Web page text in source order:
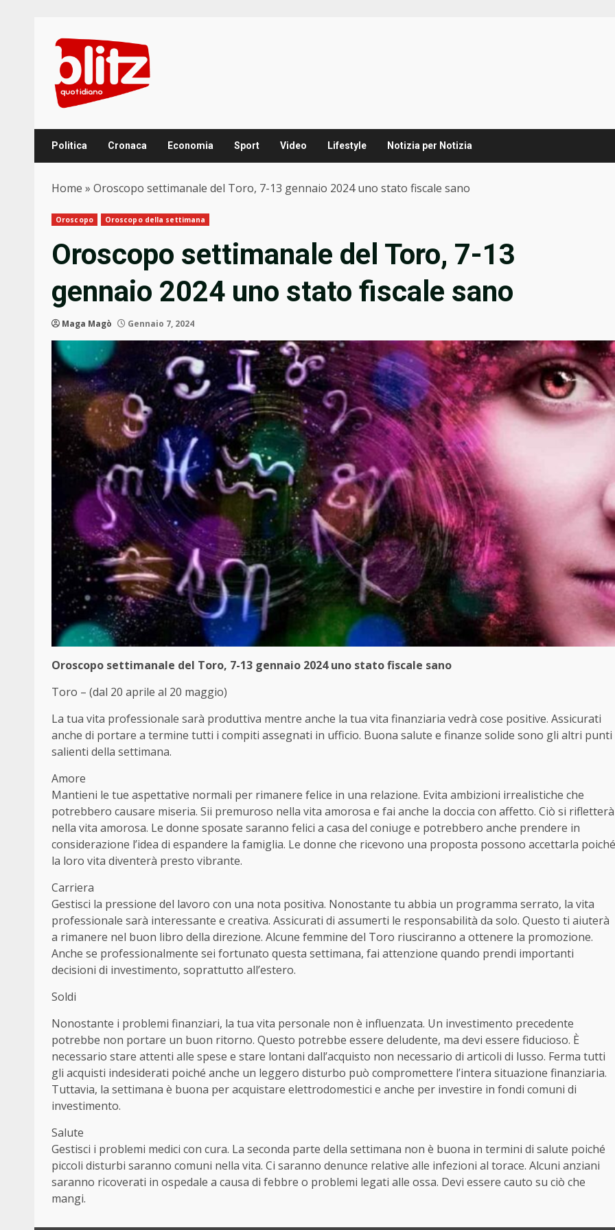
content
Politica Cronaca Economia Sport Video Lifestyle Notizia per Notizia
Home » Oroscopo settimanale del Toro, 7-13 gennaio 2024 uno stato fiscale sano
Oroscopo Oroscopo della settimana
Oroscopo settimanale del Toro, 7-13
gennaio 2024 uno stato fiscale sano
Maga Magò Gennaio 7, 2024
Oroscopo settimanale del Toro, 7-13 gennaio 2024 uno stato fiscale sano
Toro – (dal 20 aprile al 20 maggio)
La tua vita professionale sarà produttiva mentre anche la tua vita finanziaria vedrà cose positive. Assicurati
anche di portare a termine tutti i compiti assegnati in ufficio. Buona salute e finanze solide sono gli altri punti
salienti della settimana.
Amore
Mantieni le tue aspettative normali per rimanere felice in una relazione. Evita ambizioni irrealistiche che
potrebbero causare miseria. Sii premuroso nella vita amorosa e fai anche la doccia con affetto. Ciò si rifletterà
nella vita amorosa. Le donne sposate saranno felici a casa del coniuge e potrebbero anche prendere in
considerazione l’idea di espandere la famiglia. Le donne che ricevono una proposta possono accettarla poiché
la loro vita diventerà presto vibrante.
Carriera
Gestisci la pressione del lavoro con una nota positiva. Nonostante tu abbia un programma serrato, la vita
professionale sarà interessante e creativa. Assicurati di assumerti le responsabilità da solo. Questo ti aiuterà
a rimanere nel buon libro della direzione. Alcune femmine del Toro riusciranno a ottenere la promozione.
Anche se professionalmente sei fortunato questa settimana, fai attenzione quando prendi importanti
decisioni di investimento, soprattutto all’estero.
Soldi
Nonostante i problemi finanziari, la tua vita personale non è influenzata. Un investimento precedente
potrebbe non portare un buon ritorno. Questo potrebbe essere deludente, ma devi essere fiducioso. È
necessario stare attenti alle spese e stare lontani dall’acquisto non necessario di articoli di lusso. Ferma tutti
gli acquisti indesiderati poiché anche un leggero disturbo può compromettere l’intera situazione finanziaria.
Tuttavia, la settimana è buona per acquistare elettrodomestici e anche per investire in fondi comuni di
investimento.
Salute
Gestisci i problemi medici con cura. La seconda parte della settimana non è buona in termini di salute poiché
piccoli disturbi saranno comuni nella vita. Ci saranno denunce relative alle infezioni al torace. Alcuni anziani
saranno ricoverati in ospedale a causa di febbre o problemi legati alle ossa. Devi essere cauto su ciò che
mangi.